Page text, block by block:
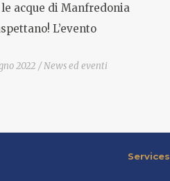
acque di Manfredonia
L’evento
2022 News ed eventi
Services